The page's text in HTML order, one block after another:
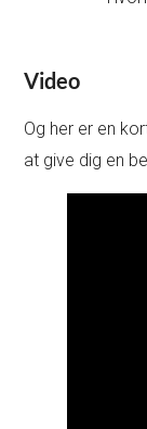
Video
Og her er en
at give dig en